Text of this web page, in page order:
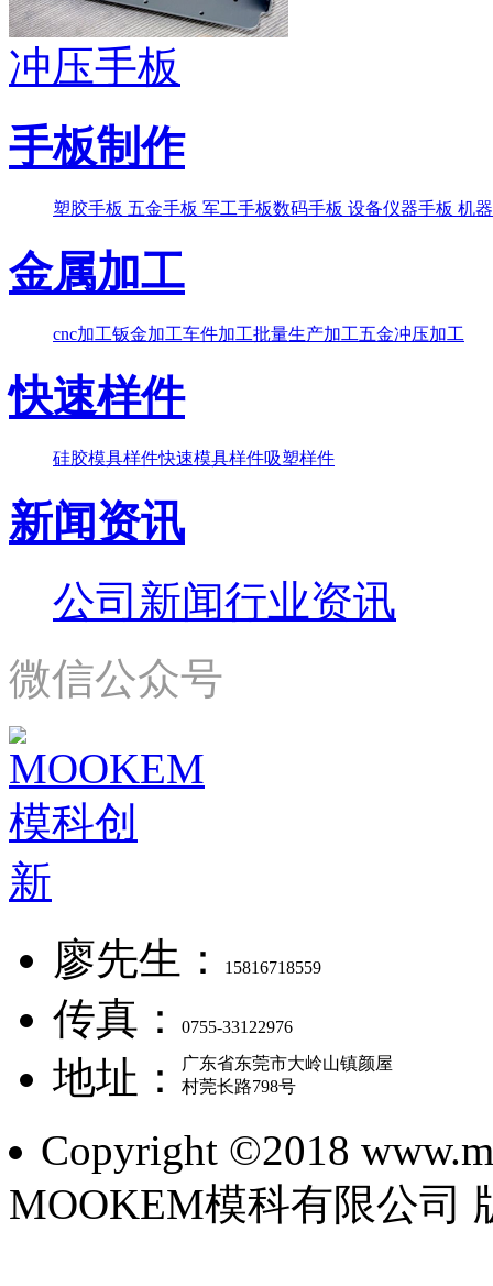
冲压手板
手板制作
塑胶手板 五金手板 军工手板数码手板 设备仪器手板 机
金属加工
cnc加工钣金加工车件加工批量生产加工五金冲压加工
快速样件
硅胶模具样件快速模具样件吸塑样件
新闻资讯
公司新闻行业资讯
微信公众号
廖先生： 15816718559
传真： 0755-33122976
地址：
广东省东莞市大岭山镇颜屋
村莞长路798号
Copyright ©2018
MOOKEM模科有限公司